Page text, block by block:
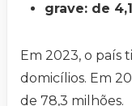
grave: de
Em 2023, o país
domicílios. Em
de 78,3 milhões.